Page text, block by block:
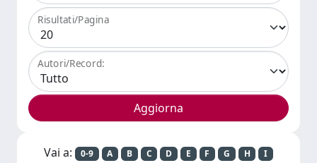
Risultati/Pagina
Autori/Record:
Vai a: 0-9 A B C D E F G H
I